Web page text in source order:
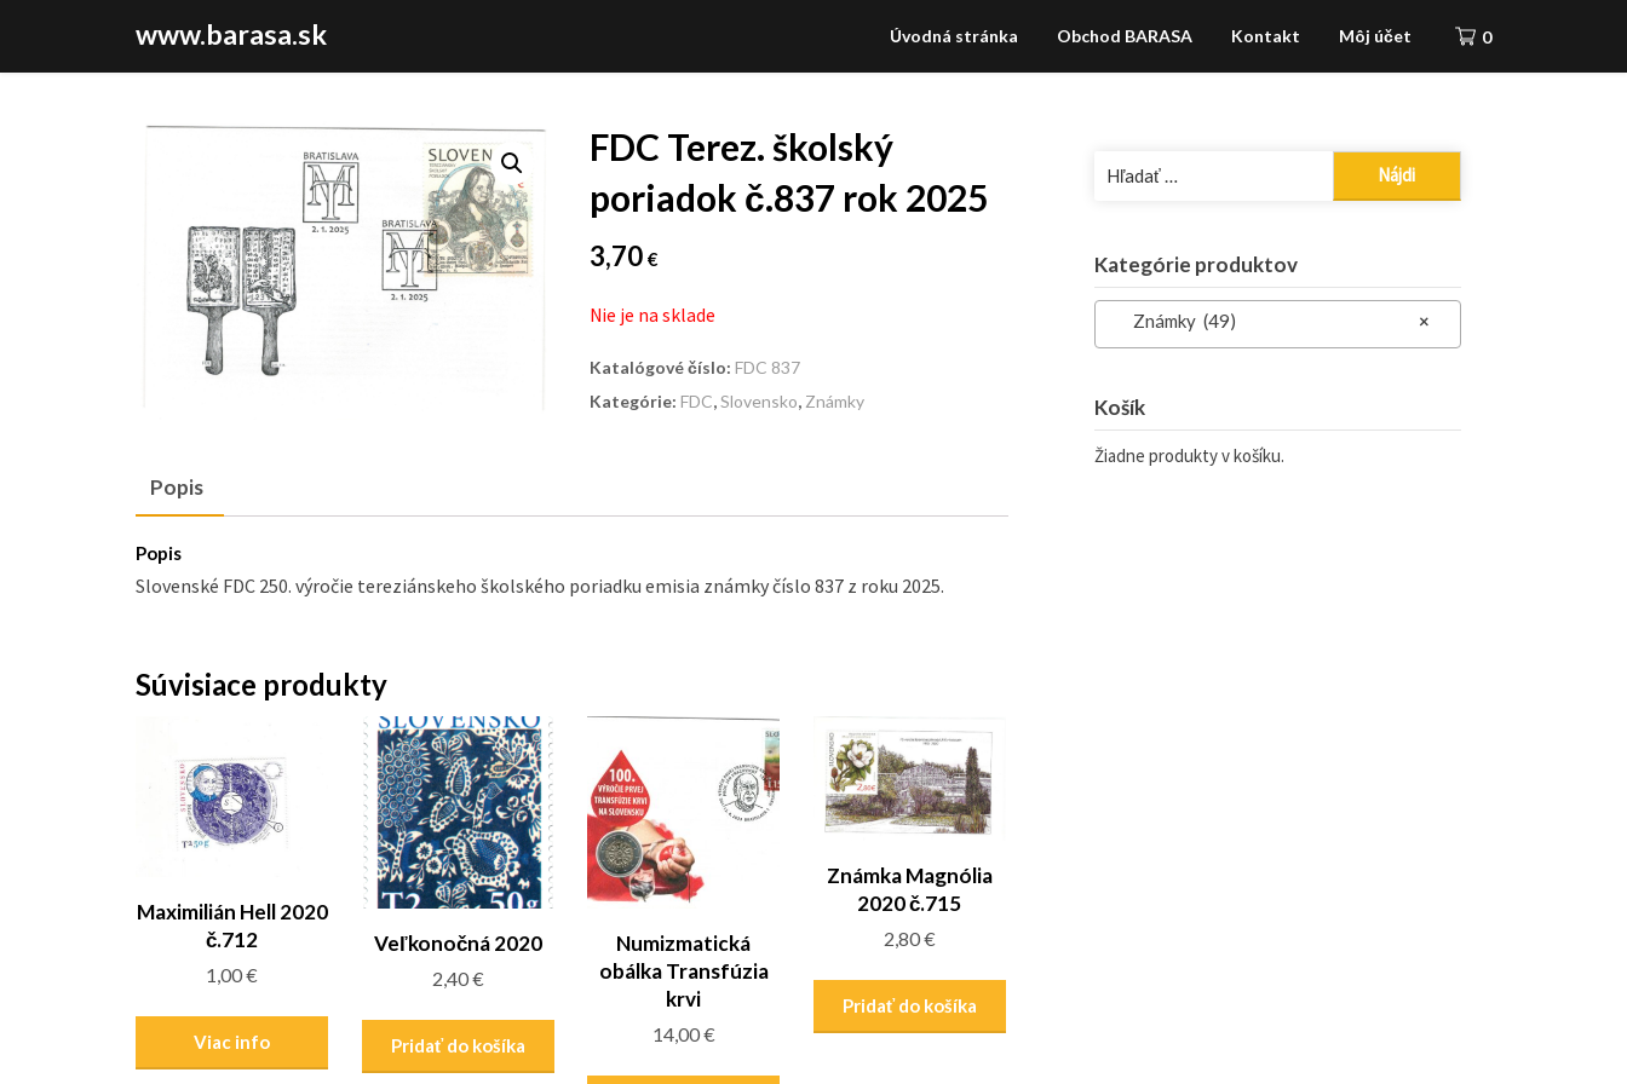
www.barasa.sk 0
Úvodná stránka Obchod BARASA Kontakt Môj účet
FDC Terez. školský
poriadok č.837 rok 2025
3,70€
Nie je na sklade
Katalógové číslo:FDC 837
Kategórie:FDC,Slovensko, Známky
Popis
Popis
Slovenské FDC 250. výročie tereziánskeho školského poriadku emisia známky číslo 837 z roku 2025.
Súvisiace produkty
Maximilián Hell 2020
č.712
1,00€
Viac info
Veľkonočná 2020
2,40€
Pridať do košíka
Numizmatická
obálka Transfúzia
krvi
14,00€
Známka Magnólia
2020 č.715
2,80€
Pridať do košíka
Kategórie produktov
×
Známky (49)
Košík
Žiadne produkty v košíku.